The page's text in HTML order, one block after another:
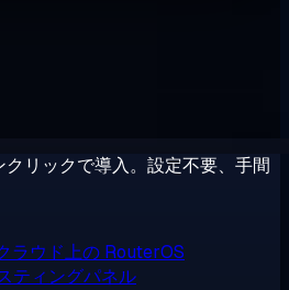
リックで導入。設定不要、手間
ラウド上の RouterOS
ティングパネル